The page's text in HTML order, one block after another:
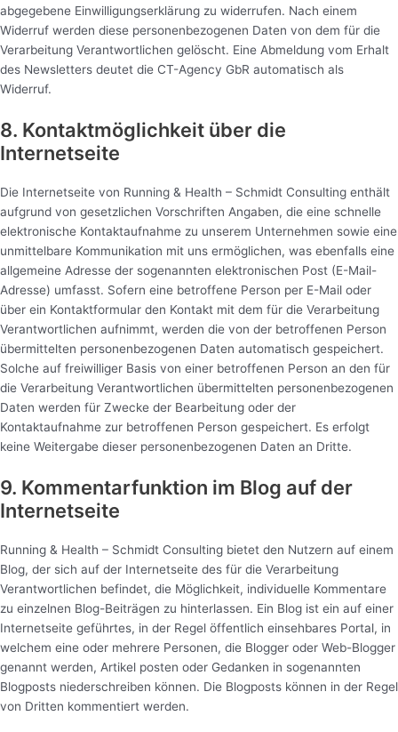
abgegebene Einwilligungserklärung zu widerrufen. Nach einem
Widerruf werden diese personenbezogenen Daten von dem für die
Verarbeitung Verantwortlichen gelöscht. Eine Abmeldung vom Erhalt
des Newsletters deutet die CT-Agency GbR automatisch als
Widerruf.
8. Kontaktmöglichkeit über die
Internetseite
Die Internetseite von Running & Health – Schmidt Consulting enthält
aufgrund von gesetzlichen Vorschriften Angaben, die eine schnelle
elektronische Kontaktaufnahme zu unserem Unternehmen sowie eine
unmittelbare Kommunikation mit uns ermöglichen, was ebenfalls eine
allgemeine Adresse der sogenannten elektronischen Post (E-Mail-
Adresse) umfasst. Sofern eine betroffene Person per E-Mail oder
über ein Kontaktformular den Kontakt mit dem für die Verarbeitung
Verantwortlichen aufnimmt, werden die von der betroffenen Person
übermittelten personenbezogenen Daten automatisch gespeichert.
Solche auf freiwilliger Basis von einer betroffenen Person an den für
die Verarbeitung Verantwortlichen übermittelten personenbezogenen
Daten werden für Zwecke der Bearbeitung oder der
Kontaktaufnahme zur betroffenen Person gespeichert. Es erfolgt
keine Weitergabe dieser personenbezogenen Daten an Dritte.
9. Kommentarfunktion im Blog auf der
Internetseite
Running & Health – Schmidt Consulting bietet den Nutzern auf einem
Blog, der sich auf der Internetseite des für die Verarbeitung
Verantwortlichen befindet, die Möglichkeit, individuelle Kommentare
zu einzelnen Blog-Beiträgen zu hinterlassen. Ein Blog ist ein auf einer
Internetseite geführtes, in der Regel öffentlich einsehbares Portal, in
welchem eine oder mehrere Personen, die Blogger oder Web-Blogger
genannt werden, Artikel posten oder Gedanken in sogenannten
Blogposts niederschreiben können. Die Blogposts können in der Regel
von Dritten kommentiert werden.